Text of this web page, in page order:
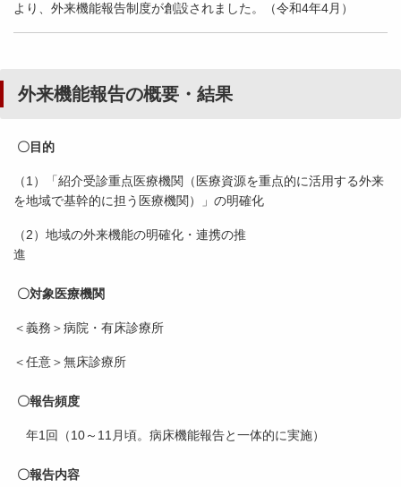
より、外来機能報告制度が創設されました。（令和4年4月）
外来機能報告の概要・結果
〇目的
（1）「紹介受診重点医療機関（医療資源を重点的に活用する外来
を地域で基幹的に担う医療機関）」の明確化
（2）地域の外来機能の明確化・連携の推
進
〇対象医療機関
＜義務＞病院・有床診療所
＜任意＞無床診療所
〇報告頻度
年1回（10～11月頃。病床機能報告と一体的に実施）
〇報告内容